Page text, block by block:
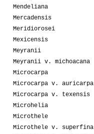
Mendeliana
Mercadensis
Meridiorosei
Mexicensis
Meyranii
Meyranii v. michoacana
Microcarpa
Microcarpa v. auricarpa
Microcarpa v. texensis
Microhelia
Microthele
Microthele v. superfina